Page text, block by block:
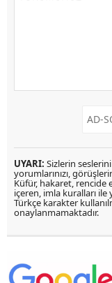
UYARI: Sizlerin
yorumlarınızı,
Küfür, hakaret, rencide
içeren, imla kuralları ile
Türkçe karakter
onaylanmamaktadır.